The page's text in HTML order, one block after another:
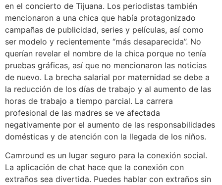
en el concierto de Tijuana. Los periodistas también
mencionaron a una chica que había protagonizado
campañas de publicidad, series y películas, así como
ser modelo y recientemente “más desaparecida”. No
querían revelar el nombre de la chica porque no tenía
pruebas gráficas, así que no mencionaron las noticias
de nuevo. La brecha salarial por maternidad se debe a
la reducción de los días de trabajo y al aumento de las
horas de trabajo a tiempo parcial. La carrera
profesional de las madres se ve afectada
negativamente por el aumento de las responsabilidades
domésticas y de atención con la llegada de los niños.
Camround es un lugar seguro para la conexión social.
La aplicación de chat hace que la conexión con
extraños sea divertida. Puedes hablar con extraños sin